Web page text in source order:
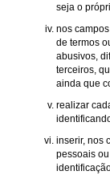
seja o
nos
de termos
abusivos,
terceiros,
ainda que
realizar
inserir, nos
pessoais